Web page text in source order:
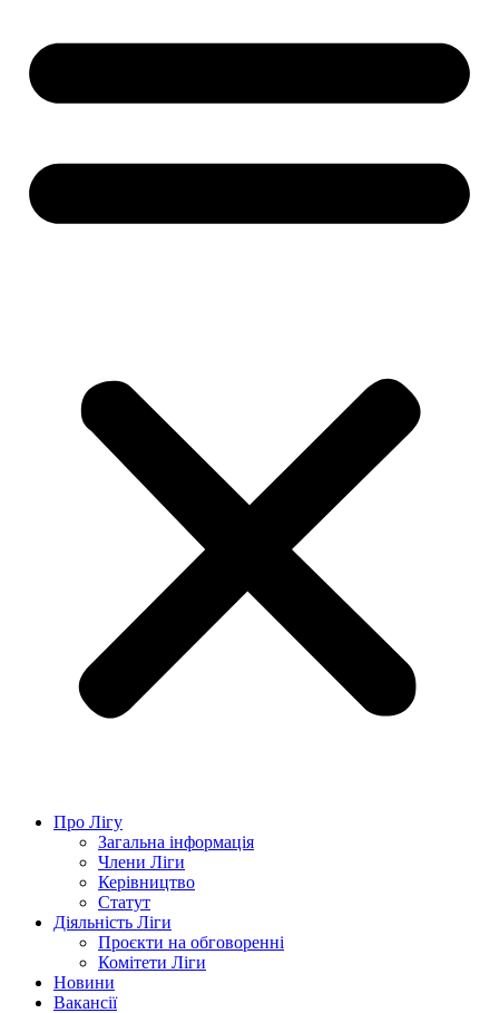
Про Лігу
Загальна інформація
Члени Ліги
Керівництво
Статут
Діяльність Ліги
Проєкти на обговоренні
Комітети Ліги
Новини
Вакансії